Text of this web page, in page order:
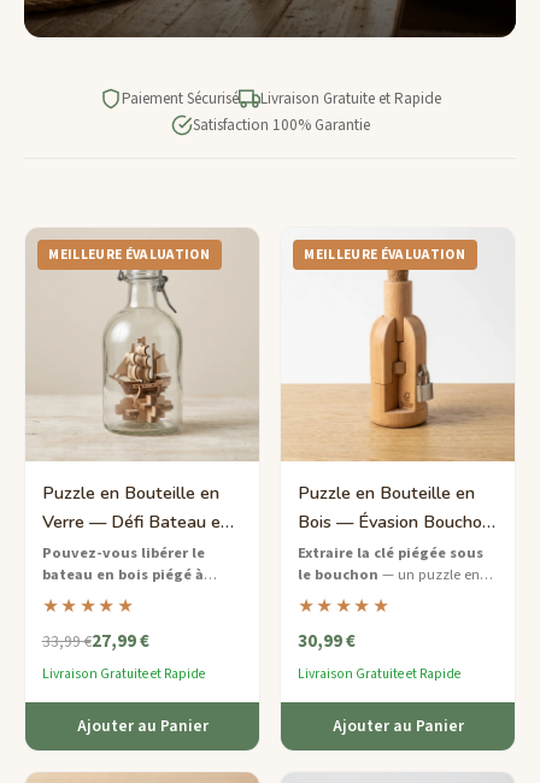
Paiement Sécurisé
Livraison Gratuite et Rapide
Satisfaction 100% Garantie
MEILLEURE ÉVALUATION
Puzzle en Bouteille en
Verre — Défi Bateau en
Bouteille Moyen
Pouvez-vous libérer le
bateau en bois piégé à
l'intérieur ?
bouteille classique qui teste
votre patience et votre
★★★★★
33,99 €27,99 €
Livraison Gratuite et Rapide
Ajouter au Panier
MEILLEURE ÉVALUATION
Puzzle en Bouteille en
Bois — Évasion Bouchon
et Clé Difficile
Extraire la clé piégée sous
le bouchon — un puzzle en
bouteille en bois fabriqué de
manière durable qui
récompense la patience et
★★★★★
30,99 €
Livraison Gratuite et Rapide
Ajouter au Panier